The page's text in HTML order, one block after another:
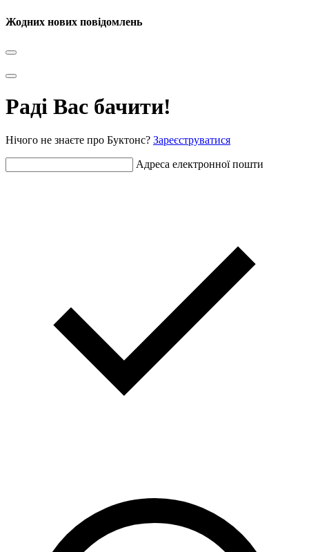
Жодних нових повідомлень
Раді Вас бачити!
Нічого не знаєте про Буктонс? Зареєструватися
Адреса електронної пошти